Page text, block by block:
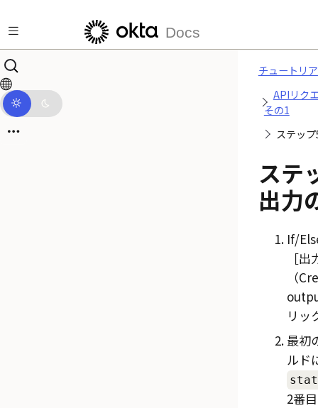
Docs
チュートリ
APIリク
その1
ステッ
ステ
出力
If/
出
（
リッ
最初
ルド
2番